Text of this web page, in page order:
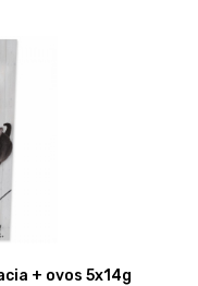
+ ovos 5x14g